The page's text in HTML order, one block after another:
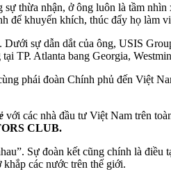
thừa nhận, ở ông luôn là tầm
để khuyến khích, thúc đẩy họ làm
sự dẫn dắt của ông, USIS
TP. Atlanta bang Georgia,
phái đoàn Chính phủ đến Việt
với các nhà đầu tư Việt Nam trên
CLUB.
Sự đoàn kết cũng chính là điều
các nước trên thế giới.